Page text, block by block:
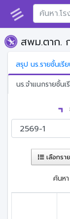
สพม.ตาก.
สรุป นร.รายชั้นเรี
นร.จำแนกรายชั้นเ
เลือกรา
ค้นห